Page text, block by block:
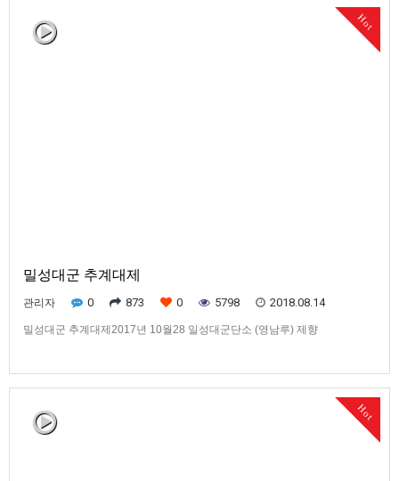
Hot
밀성대군 추계대제
관리자 0 873 0 5798 2018.08.14
밀성대군 추계대제2017년 10월28 일성대군단소 (영남루) 제향
Hot